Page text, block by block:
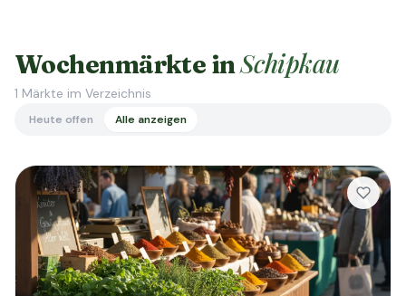
Wochenmärkte inSchipkau
1 Märkte im Verzeichnis
Heute offen Alle anzeigen